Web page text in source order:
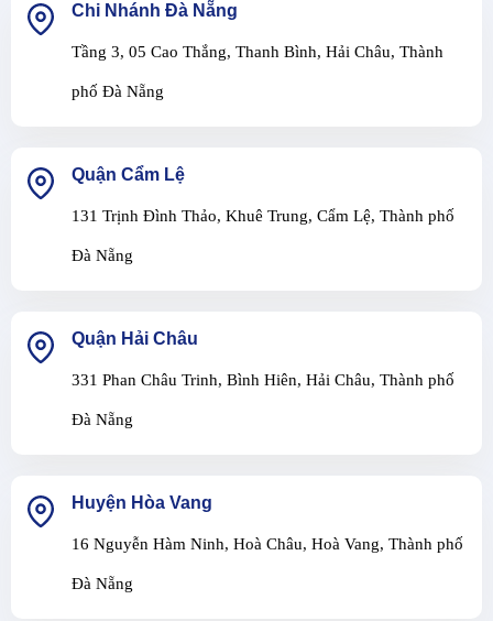
Chi Nhánh Đà Nẵng
Tầng 3, 05 Cao Thắng, Thanh Bình, Hải Châu, Thành
phố Đà Nẵng
Quận Cẩm Lệ
131 Trịnh Đình Thảo, Khuê Trung, Cẩm Lệ, Thành phố
Đà Nẵng
Quận Hải Châu
331 Phan Châu Trinh, Bình Hiên, Hải Châu, Thành phố
Đà Nẵng
Huyện Hòa Vang
16 Nguyễn Hàm Ninh, Hoà Châu, Hoà Vang, Thành phố
Đà Nẵng